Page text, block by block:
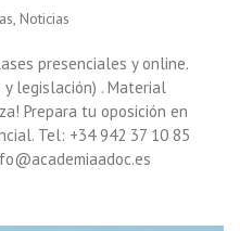
, Noticias
presenciales y online.
legislación) . Material
Prepara tu oposición en
Tel: +34 942 37 10 85